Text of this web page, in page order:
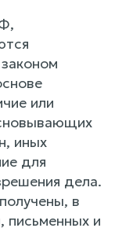
или
иных
для
дела.
в
письменных и